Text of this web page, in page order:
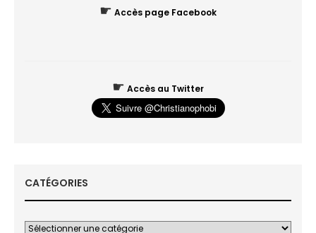
☛ Accès page Facebook
☛ Accès au Twitter
CATÉGORIES